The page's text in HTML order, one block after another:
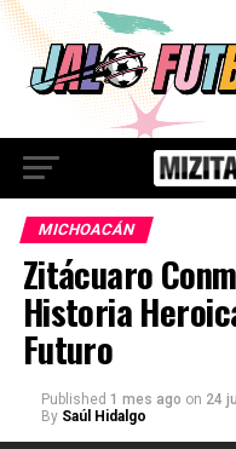
MICHOACÁN
Zitácuaro
Historia
Futuro
Published 1 mes ago on 24
By Saúl Hidalgo